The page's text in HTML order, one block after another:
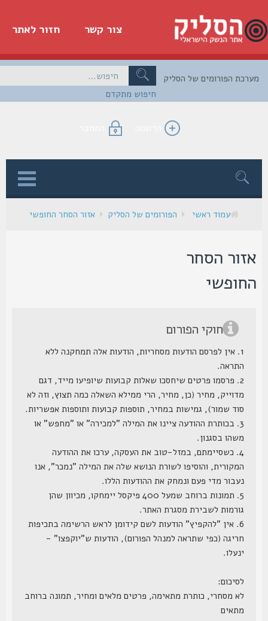
חזור לאתר צור קשר
חיפוש מתקדם
הפורומים של הסליק
הרשמה התחבר
עמוד ראשי הפורומים של הסליק אזור הסחר החופשי
הסחר
חוקי הפורום
1. אין לפרסם הודעות מסחריות, הודעות אלה תמחקנה ללא
התראה.
2. פרסמו פרטים שיחסכו שאלות קבועות שיופיעו מייד, דגם
מדוייק, מחיר (כן, מחיר, הרי ממילא השאלה כמה תצוץ, וזה לא
סוד שמור), גמישות במחיר, תוספות קבועות ותוספות אפשריות.
3. בכותרת ההודעה ציינו את המילה "למכירה" או "מחפש" או
משהו בסגנון.
4. כשסיימתם, במזל-טוב את העסקה, ערכו את ההודעה
המקורית, והוסיפו לשורת הנושא שלה את המילה "נמכר", אנו
נעבור מדי פעם ונמחק את ההודעות הללו.
5. תמונות ברוחב שמעל 400 פיקסל יימחקו, מכיוון שהן
גורמות לשבירת מסגרת האתר.
6. אין "להקפיץ" הודעות לשם קידומן לראש הרשימה בתכיפות
חריגה (כפי שתראה למנהל הפורום), הודעות ש"יוקפצו" -
ינעלו.
לסיכום:
לא מסחרי, כותרת מתאימה, פרטים מלאים ומחיר, תמונה ברוחב
מתאים